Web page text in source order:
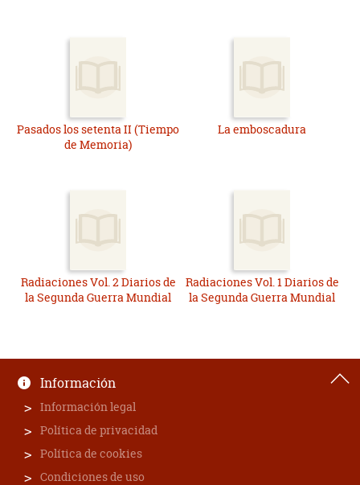
Pasados los setenta II (Tiempo
de Memoria)
La emboscadura
Radiaciones Vol. 2 Diarios de
la Segunda Guerra Mundial
Radiaciones Vol. 1 Diarios de
la Segunda Guerra Mundial
Información
Información legal
Política de privacidad
Política de cookies
Condiciones de uso